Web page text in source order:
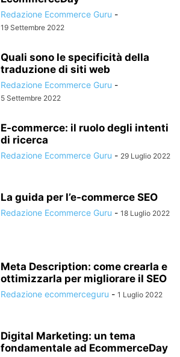
Redazione Ecommerce Guru -
19 Settembre 2022
Quali sono le specificità della
traduzione di siti web
Redazione Ecommerce Guru -
5 Settembre 2022
E-commerce: il ruolo degli intenti
di ricerca
Redazione Ecommerce Guru - 29 Luglio 2022
La guida per l’e-commerce SEO
Redazione Ecommerce Guru - 18 Luglio 2022
Meta Description: come crearla e
ottimizzarla per migliorare il SEO
Redazione ecommerceguru - 1 Luglio 2022
Digital Marketing: un tema
fondamentale ad EcommerceDay